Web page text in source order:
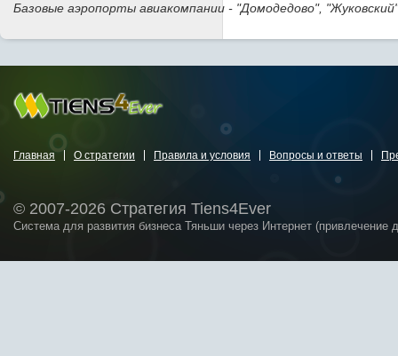
Базовые аэропорты авиакомпании - "Домодедово",
Главная О стратегии Правила и условия Вопросы и ответы
© 2007-2026 Стратегия Tiens4Ever
Система для развития бизнеса Тяньши через Интернет (привлечение